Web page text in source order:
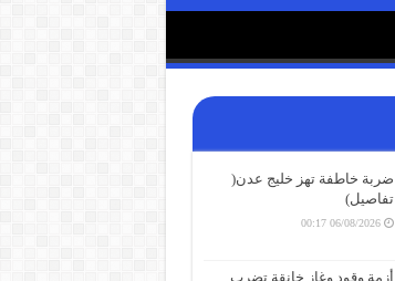
ضربة خاطفة تهز خليج عدن(
تفاصيل)
06/08/2026 00:17
أزمة وقود وغاز خانقة تضرب